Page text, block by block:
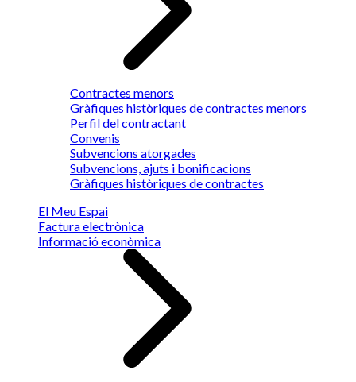
Contractes menors
Gràfiques històriques de contractes menors
Perfil del contractant
Convenis
Subvencions atorgades
Subvencions, ajuts i bonificacions
Gràfiques històriques de contractes
El Meu Espai
Factura electrònica
Informació econòmica